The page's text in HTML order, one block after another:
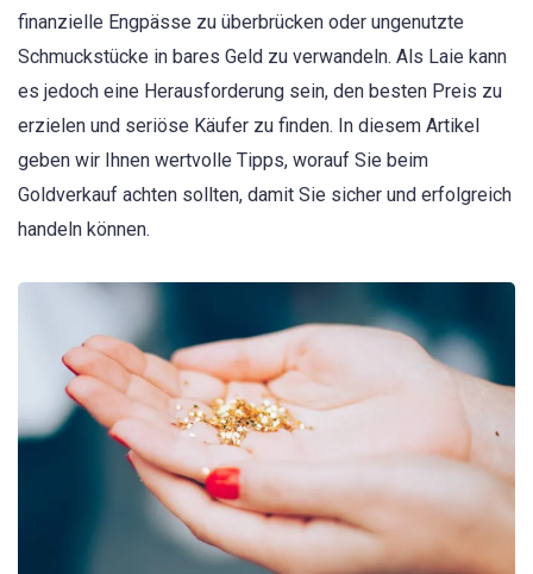
finanzielle Engpässe zu überbrücken oder ungenutzte
Schmuckstücke in bares Geld zu verwandeln. Als Laie kann
es jedoch eine Herausforderung sein, den besten Preis zu
erzielen und seriöse Käufer zu finden. In diesem Artikel
geben wir Ihnen wertvolle Tipps, worauf Sie beim
Goldverkauf achten sollten, damit Sie sicher und erfolgreich
handeln können.